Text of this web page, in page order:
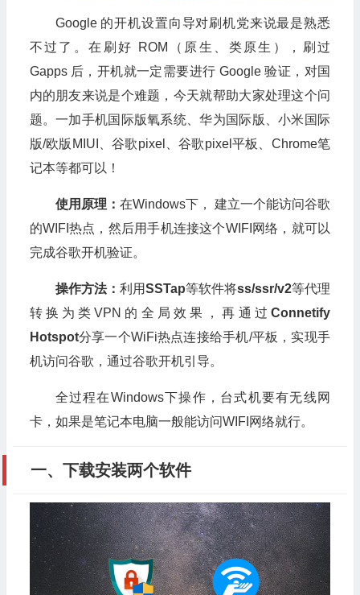
Google 的开机设置向导对刷机党来说最是熟悉
不过了。在刷好 ROM（原生、类原生），刷过
Gapps 后，开机就一定需要进行 Google 验证，对国
内的朋友来说是个难题，今天就帮助大家处理这个问
题。一加手机国际版氧系统、华为国际版、小米国际
版/欧版MIUI、谷歌pixel、谷歌pixel平板、Chrome笔
记本等都可以！
使用原理： 在Windows下， 建立一个能访问谷歌
的WIFI热点，然后用手机连接这个WIFI网络，就可以
完成谷歌开机验证。
操作方法： 利用SSTap等软件将ss/ssr/v2等代理
转换为类VPN的全局效果，再通过 Connetify
Hotspot分享一个WiFi热点连接给手机/平板，实现手
机访问谷歌，通过谷歌开机引导。
全过程在Windows下操作，台式机要有无线网
卡，如果是笔记本电脑一般能访问WIFI网络就行。
一、下载安装两个软件